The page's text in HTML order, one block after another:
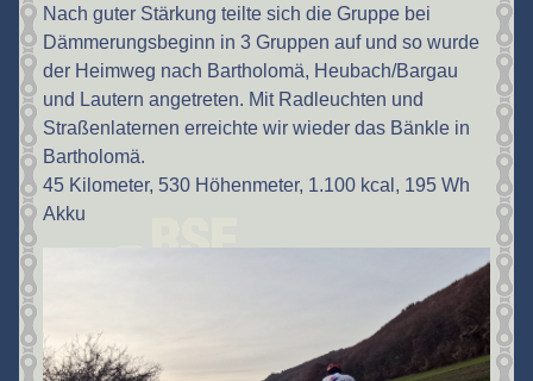
Nach guter Stärkung teilte sich die Gruppe bei
Dämmerungsbeginn in 3 Gruppen auf und so wurde
der Heimweg nach Bartholomä, Heubach/Bargau
und Lautern angetreten. Mit Radleuchten und
Straßenlaternen erreichte wir wieder das Bänkle in
Bartholomä.
45 Kilometer, 530 Höhenmeter, 1.100 kcal, 195 Wh
Akku